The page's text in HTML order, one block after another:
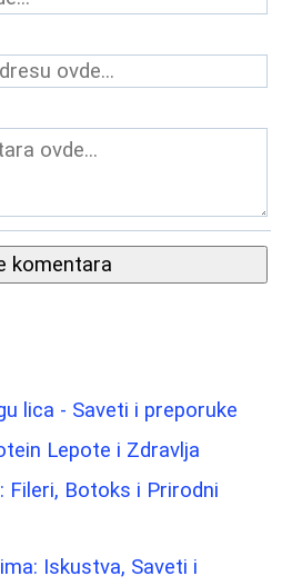
komentara
lica - Saveti i preporuke
Lepote i Zdravlja
Botoks i Prirodni
Iskustva, Saveti i